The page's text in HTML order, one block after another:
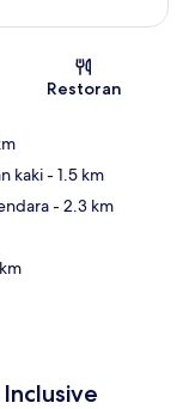
Restoran
kaki- 1.5 km
- 2.3 km